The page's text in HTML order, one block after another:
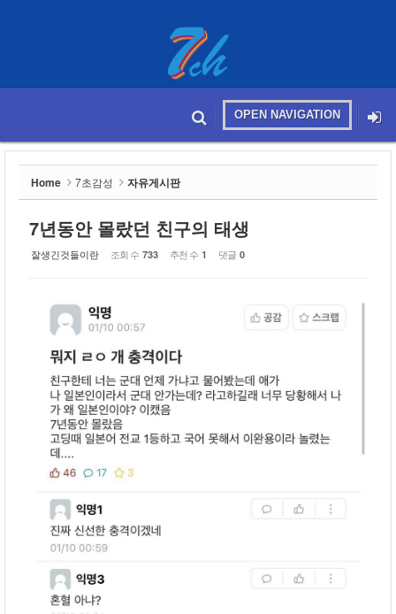
메뉴 건너뛰기
OPEN NAVIGATION
본문시작
Home 7초감성 자유게시판
7년동안 몰랐던 친구의 태생
잘생긴것들이란 조회 수 733 추천 수 1 댓글 0
Sketchbook5, 스케치북5
Sketchbook5, 스케치북5